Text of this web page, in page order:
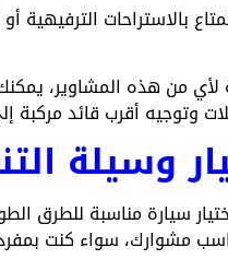
بالاستراحات الترفيهية
من هذه المشاوير،
وتوجيه أقرب قائد
وسيلة
سيارة مناسبة للطرق
مشوارك، سواء كنت